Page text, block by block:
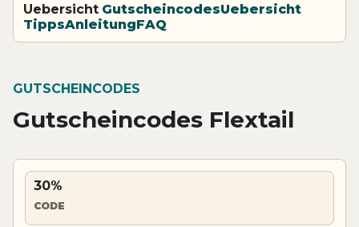
Uebersicht GutscheincodesUebersicht
TippsAnleitungFAQ
GUTSCHEINCODES
Gutscheincodes Flextail
30%
CODE